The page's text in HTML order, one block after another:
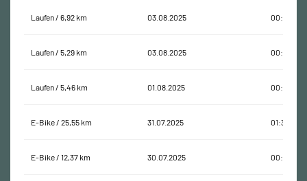
Laufen / 6,92 km 03.08.2025 00:48:10
Laufen / 5,29 km 03.08.2025 00:41:10
Laufen / 5,46 km 01.08.2025 00:37:14
E-Bike / 25,55 km 31.07.2025 01:38:27
E-Bike / 12,37 km 30.07.2025 00:41:43